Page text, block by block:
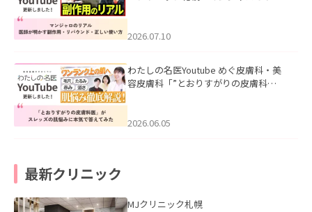
た。
2026.07.10
わたしの名医Youtube めぐ皮膚科・美
容皮膚科「”とおりすがりの皮膚科
2026.06.05
最新クリニック
MJクリニック札幌